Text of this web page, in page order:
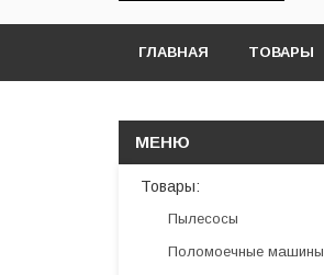
ГЛАВНАЯ ТОВАРЫ
Товары:
Пылесосы
Поломоечные машины